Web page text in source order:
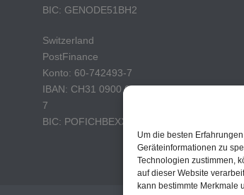
Um die besten
Geräteinformationen zu
Technologien zustimmen,
auf dieser Website
kann bestimmte Merkmale
BIC: GENODE51BH2
Switzerland
PostFinance
Konto: 60-742493-7
IBAN: CH31 0900 0000 6074 2493
7
BIC: POFICHBEXXX